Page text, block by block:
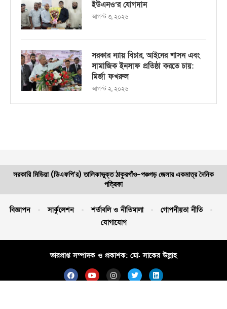
ইউএনও’র যোগদান
আগস্ট ৩, ২০২৬
সরকার ন্যায় বিচার, আইনের শাসন এবং
সামাজিক ইনসাফ প্রতিষ্ঠা করতে চায়:
মির্জা ফখরুল
আগস্ট ২, ২০২৬
সরকারি মিডিয়া (ডিএফপি’র) তালিকাভুক্ত ঠাকুরগাঁও-পঞ্চগড় জেলার একমাত্র দৈনিক
পত্রিকা
বিজ্ঞাপন সার্কুলেশন শর্তাবলি ও নীতিমালা
গোপনীয়তা নীতি
যোগাযোগ
ভারপ্রাপ্ত সম্পাদক ও প্রকাশক: মো. সাকের উল্লাহ